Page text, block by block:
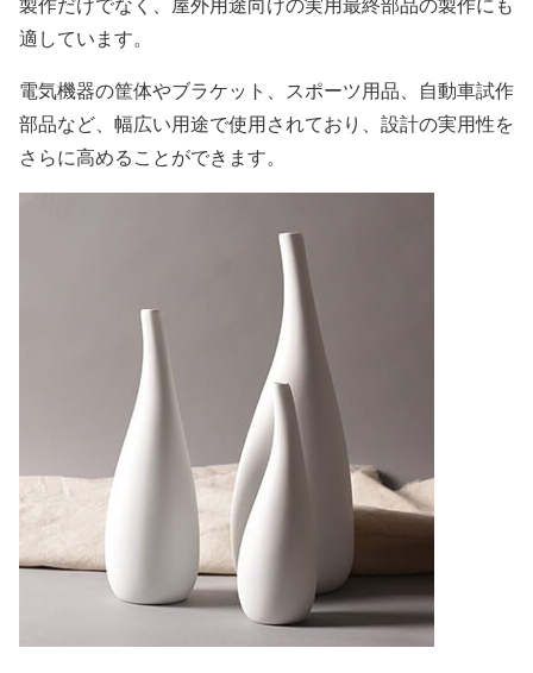
適しています。
電気機器の筐体やブラケット、スポーツ用品、自動車試作
部品など、幅広い用途で使用されており、設計の実用性を
さらに高めることができます。